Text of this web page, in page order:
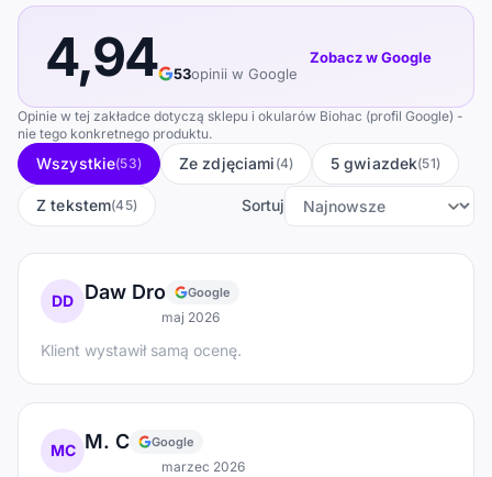
4,94 53opinii w Google
Zobacz w Google
Opinie w tej zakładce dotyczą sklepu i okularów Biohac (profil Google) -
nie tego konkretnego produktu.
Wszystkie(53) Ze zdjęciami (4) 5 gwiazdek(51)
Z tekstem(45) Sortuj
DD Daw Dro Google
maj 2026
Klient wystawił samą ocenę.
MC M. C Google
marzec 2026